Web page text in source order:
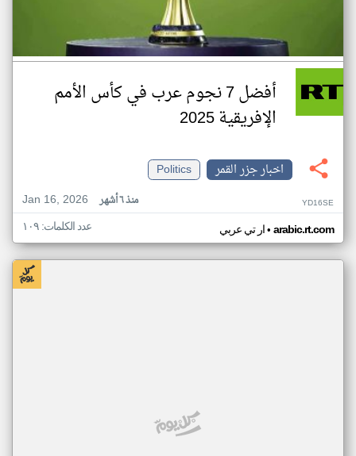
أفضل 7 نجوم عرب في كأس الأمم
الإفريقية 2025
اخبار جزر القمر
Politics
Jan 16, 2026
منذ ٦ أشهر YD16SE
ار تي عربي• arabic.rt.com عدد الكلمات: ١٠٩